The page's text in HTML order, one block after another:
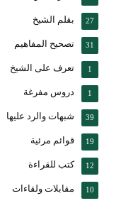
بقلم الشيخ 27
تصحيح المفاهيم 31
تعرف على الشيخ 1
دروس مفرغة 1
شبهات والرد عليها 39
قوائم مرئية 19
كتب للقراءة 12
مقابلات ولقاءات 10